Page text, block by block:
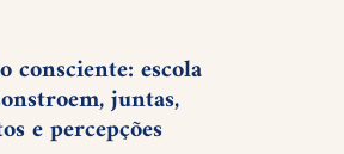
consciente: escola
juntas,
e percepções